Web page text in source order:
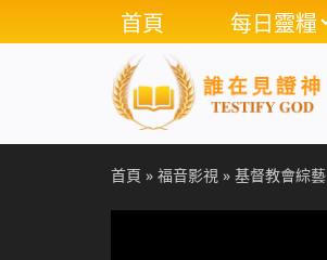
首頁 每日靈糧
首頁 » 福音影視 » 基督教會綜藝